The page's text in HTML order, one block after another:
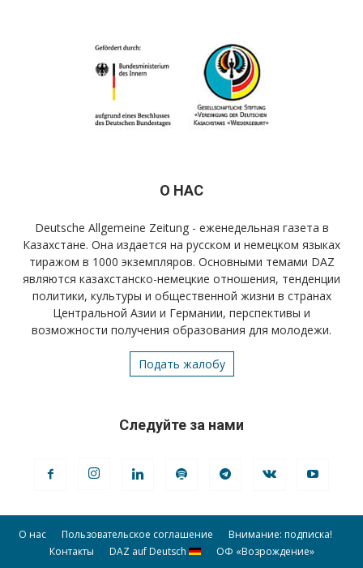
О НАС
Deutsche Allgemeine Zeitung - еженедельная газета в
Казахстане. Она издается на русском и немецком языках
тиражом в 1000 экземпляров. Основными темами DAZ
являются казахстанско-немецкие отношения, тенденции
политики, культуры и общественной жизни в странах
Центральной Азии и Германии, перспективы и
возможности получения образования для молодежи.
Подать жалобу
Следуйте за нами
О нас Пользовательское соглашение
Внимание: подписка!
Контакты
DAZ auf Deutsch ОФ «Возрождение»